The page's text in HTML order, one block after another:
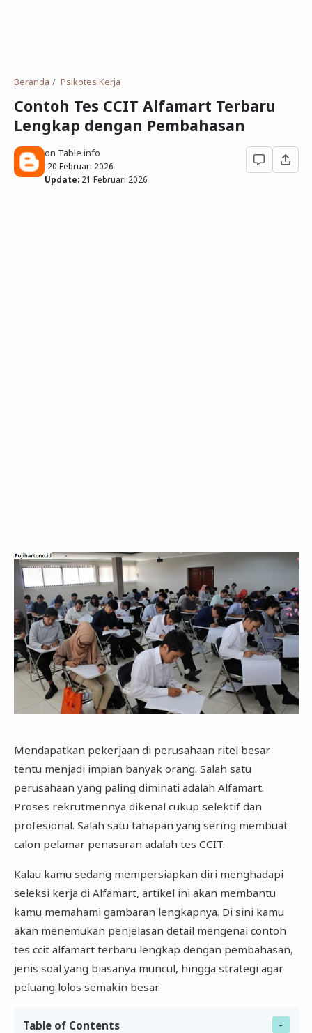
Gambar Orang dan Pohon
Download Soal
Tidak Bersekolah
Beranda Psikotes Kerja
Contoh Tes CCIT Alfamart Terbaru
Lengkap dengan Pembahasan
on Table info
-20 Februari 2026
Update: 21 Februari 2026
Mendapatkan pekerjaan di perusahaan ritel besar
tentu menjadi impian banyak orang. Salah satu
perusahaan yang paling diminati adalah Alfamart.
Proses rekrutmennya dikenal cukup selektif dan
profesional. Salah satu tahapan yang sering membuat
calon pelamar penasaran adalah tes CCIT.
Kalau kamu sedang mempersiapkan diri menghadapi
seleksi kerja di Alfamart, artikel ini akan membantu
kamu memahami gambaran lengkapnya. Di sini kamu
akan menemukan penjelasan detail mengenai contoh
tes ccit alfamart terbaru lengkap dengan pembahasan,
jenis soal yang biasanya muncul, hingga strategi agar
peluang lolos semakin besar.
Table of Contents